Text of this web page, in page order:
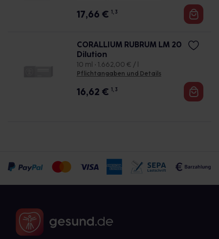
17,66 € 1, 3
CORALLIUM RUBRUM LM 20
Dilution
10 ml • 1.662,00 € / l
Pflichtangaben und Details
16,62 € 1, 3